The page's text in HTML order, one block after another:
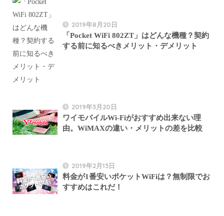
2019年8月20日
「Pocket WiFi 802ZT」はどんな機種？契約
する前に知るべきメリット・デメリット
2019年3月20日
ワイモバイルWi-Fiがおすすめ出来ない理
由。WiMAXの違い・メリットの差を比較
2019年2月13日
料金が1番安いポケットWiFiは？無制限でお
すすめはこれだ！